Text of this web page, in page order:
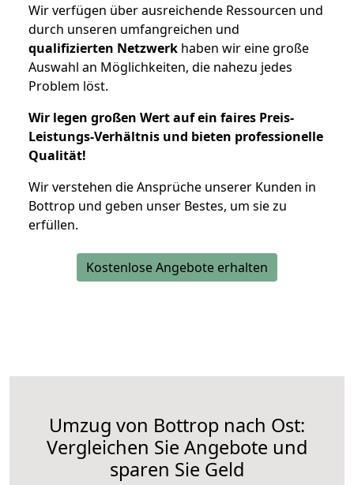
Wir verfügen über ausreichende Ressourcen und
durch unseren umfangreichen und
qualifizierten Netzwerk haben wir eine große
Auswahl an Möglichkeiten, die nahezu jedes
Problem löst.
Wir legen großen Wert auf ein faires Preis-
Leistungs-Verhältnis und bieten professionelle
Qualität!
Wir verstehen die Ansprüche unserer Kunden in
Bottrop und geben unser Bestes, um sie zu
erfüllen.
Kostenlose Angebote erhalten
Umzug von Bottrop nach Ost:
Vergleichen Sie Angebote und
sparen Sie Geld